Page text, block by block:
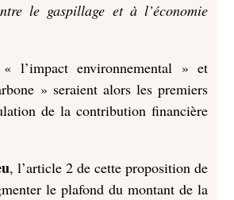
le gaspillage et à l’économie
l’impact environnemental » et
» seraient alors les premiers
de la contribution financière
, l’article 2 de cette proposition de
le plafond du montant de la